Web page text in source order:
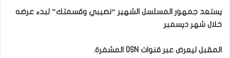
يستعد جمهور المسلسل الشهير “نصيبي وقسمتك” لبدء عرضه
خلال شهر ديسمبر
لمقبل ليعرض عبر قنوات OSN المشفرة.